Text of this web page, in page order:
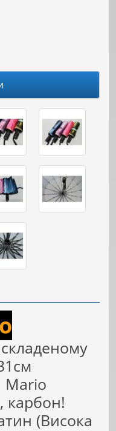
Mario
карбон!
(Висока